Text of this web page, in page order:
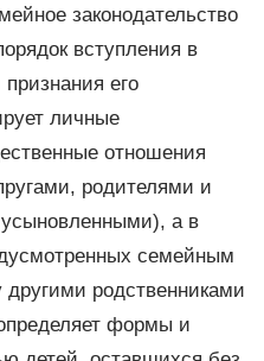
законодательство
вступления в
его
личные
отношения
родителями и
а в
семейным
родственниками
формы и